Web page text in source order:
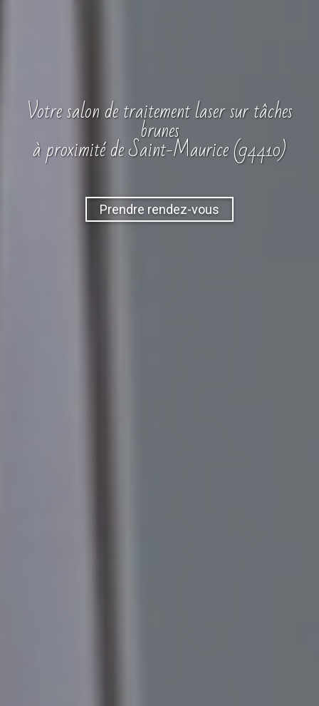
Votresalonde traitement laser sur tâches
brunes
à proximité de Saint-Maurice (94410)
Prendre rendez-vous